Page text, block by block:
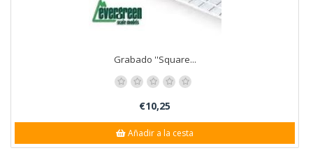
Grabado ''Square...
€10,25
Añadir a la cesta